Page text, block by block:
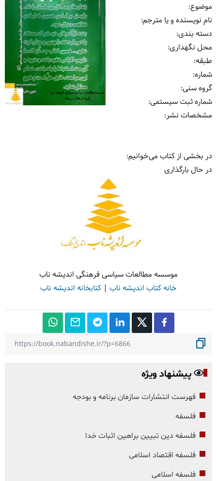
موضوع:
نام نویسنده و یا مترجم:
دسته بندی:
محل نگهداری:
طبقه:
شماره:
گروه سنی:
شماره ثبت سیستمی:
مشخصات نشر: ‏‫
در بخشی از کتاب می‌خوانیم:
در حال بارگذاری
موسسه مطالعات سیاسی فرهنگی اندیشه ناب
خانه کتاب اندیشه ناب | کتابخانه اندیشه ناب
پیشنهاد ویژه
فهرست انتشارات سازمان برنامه و بودجه
فلسفه
فلسفه دین تبیین براهین اثبات خدا
فلسفه اقتصاد اسلامی
فلسفه اسلامی